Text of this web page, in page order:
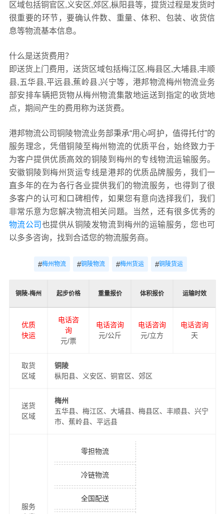
区域包括铜官区,义安区,郊区,枞阳县等，提货过程是发货时
很重要的环节，要确认件数、重量、体积、包装、收货信
息等物流基本信息。
什么是送货费用？
即送货上门费用，送货区域包括梅江区,梅县区,大埔县,丰顺
县,五华县,平远县,蕉岭县,兴宁等，港邦物流梅州物流业务
部安排车辆把货物从梅州物流集散地运送到指定的收货地
点，期间产生的费用称为送货费。
港邦物流公司铜陵物流业务部秉承“用心呵护，值得托付”的
服务理念，凭借铜陵至梅州物流的优质平台，始终致力于
为客户提供优质高效的铜陵到梅州的专线物流运输服务。
安徽铜陵到梅州货运专线是港邦的优质品牌服务，我们一
直多年的在为各行各业提供我们的物流服务，也得到了很
多客户的认可和口碑相传，如果您有意向选择我们，我们
非常乐意为您解决物流相关问题。当然，还有很多优秀的
物流公司 也提供从铜陵发物流到梅州的运输服务，您也可
以多多咨询，找到合适您的物流服务商。
#梅州物流 #铜陵物流 #梅州货运 #铜陵货运
铜陵-梅州 起步价格 重量报价 体积报价 运输时效
优质
快运
电话咨
询
元/票
电话咨询
元/公斤
电话咨询
元/立方
电话咨询
天
取货
区域
铜陵
枞阳县、义安区、铜官区、郊区
送货
区域
梅州
五华县、梅江区、大埔县、梅县区、丰顺县、兴宁
市、蕉岭县、平远县
服务
零担物流
冷链物流
全国配送